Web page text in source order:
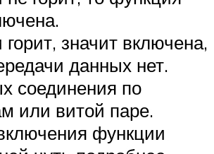
горит, значит включена,
данных нет.
соединения по
или витой паре.
функции